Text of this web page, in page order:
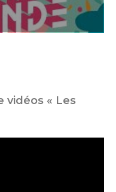
vidéos « Les